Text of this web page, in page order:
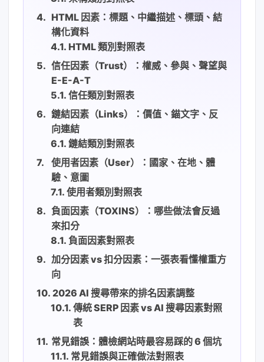
HTML 因素：標題、中繼描述、標頭、結
構化資料
HTML 類別對照表
信任因素（Trust）：權威、參與、聲望與
E-E-A-T
信任類別對照表
鏈結因素（Links）：價值、錨文字、反
向連結
鏈結類別對照表
使用者因素（User）：國家、在地、體
驗、意圖
使用者類別對照表
負面因素（TOXINS）：哪些做法會反過
來扣分
負面因素對照表
加分因素 vs 扣分因素：一張表看懂權重方
向
2026 AI 搜尋帶來的排名因素調整
傳統 SERP 因素 vs AI 搜尋因素對照
表
常見錯誤：體檢網站時最容易踩的 6 個坑
常見錯誤與正確做法對照表